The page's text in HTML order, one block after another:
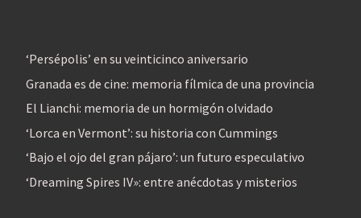
‘Persépolis’ en su veinticinco aniversario
Granada es de cine: memoria fílmica de una provincia
El Lianchi: memoria de un hormigón olvidado
‘Lorca en Vermont’: su historia con Cummings
‘Bajo el ojo del gran pájaro’: un futuro especulativo
‘Dreaming Spires IV»: entre anécdotas y misterios